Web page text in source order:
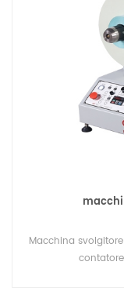
Macchina